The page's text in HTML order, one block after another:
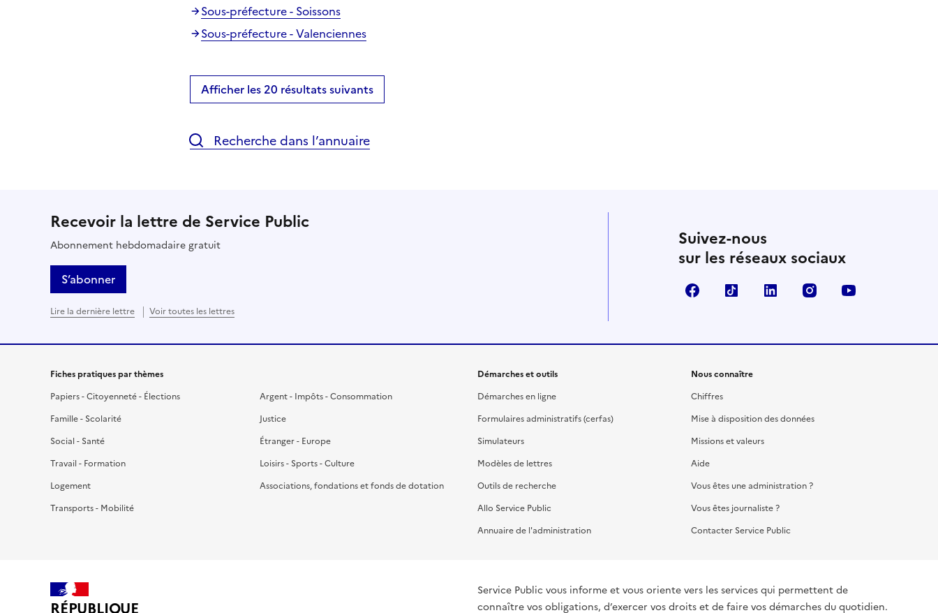
Sous-préfecture - Soissons
Sous-préfecture - Valenciennes
Afficher les 20 résultats suivants
Recherche dans l’annuaire
Recevoir la lettre de Service Public
Abonnement hebdomadaire gratuit
S’abonner
Lire la dernière lettre Voir toutes les lettres
Suivez-nous
sur les réseaux sociaux
FacebookTikTok LinkedIn Instagram
Fiches pratiques par thèmes
Papiers - Citoyenneté - Élections
Famille - Scolarité
Social - Santé
Travail - Formation
Logement
Transports - Mobilité
Argent - Impôts - Consommation
Justice
Étranger - Europe
Loisirs - Sports - Culture
Associations, fondations et fonds de dotation
Démarches et outils
Démarches en ligne
Formulaires administratifs (cerfas)
Simulateurs
Modèles de lettres
Outils de recherche
Allo Service Public
Annuaire de l'administration
Nous connaître
Chiffres
Mise à disposition des données
Missions et valeurs
Aide
Vous êtes une administration ?
Vous êtes journaliste ?
Contacter Service Public
RÉPUBLIQUE
Service Public vous informe et vous oriente vers les services qui permettent de
connaître vos obligations, d’exercer vos droits et de faire vos démarches du quotidien.